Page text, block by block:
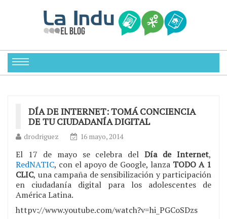
DÍA DE INTERNET: TOMÁ CONCIENCIA
DE TU CIUDADANÍA DIGITAL
drodriguez 16 mayo, 2014
El 17 de mayo se celebra delDía de Internet,
RedNATIC, con el apoyo de Google, lanza TODO A 1
CLIC, una campaña de sensibilización y participación
en ciudadanía digital para los adolescentes de
América Latina.
httpv://www.youtube.com/watch?v=hi_PGCoSDzs